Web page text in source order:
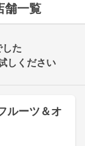
舗一覧
ルーツ＆オ
た
しください